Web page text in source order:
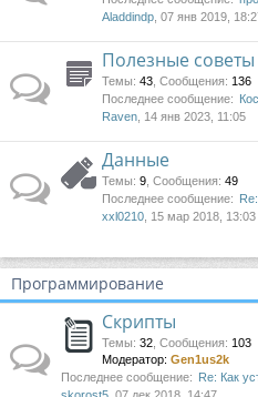
Aladdindp , 07 янв 2019,
Полезные советы
Темы: 43 Сообщения: 136
Последнее сообщение:
Raven , 14 янв 2023, 11:05
Данные
Темы: 9 Сообщения: 49
Последнее сообщение:
xxl0210 , 15 мар 2018, 13:03
Программирование
Скрипты
Темы: 32 Сообщения: 103
Модератор: Gen1us2k
Последнее сообщение: Re: Как